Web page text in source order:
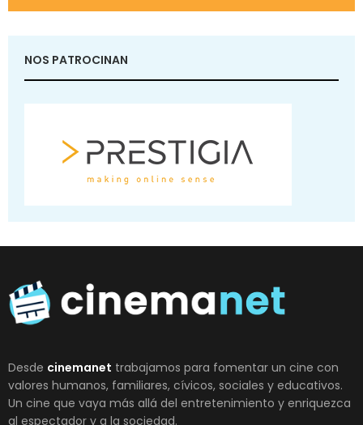
NOS PATROCINAN
Desde cinemanet trabajamos para fomentar un cine con
valores humanos, familiares, cívicos, sociales y educativos.
Un cine que vaya más allá del entretenimiento y enriquezca
al espectador y a la sociedad.